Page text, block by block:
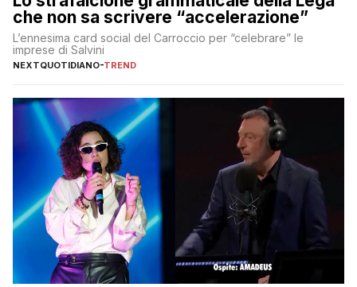
che non sa scrivere “accelerazione”
L’ennesima card social del Carroccio per “celebrare” le
imprese di Salvini
NEXTQUOTIDIANO-TREND